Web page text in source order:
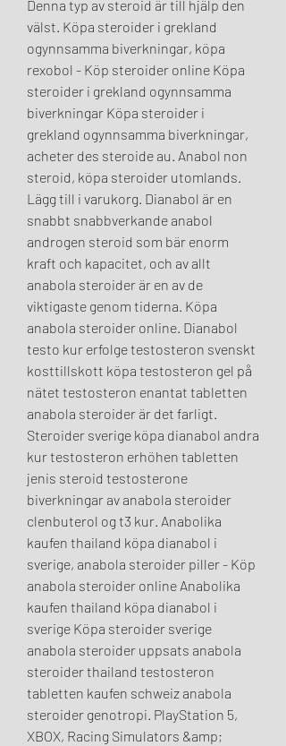
Denna typ av steroid är till hjälp den
välst. Köpa steroider i grekland
ogynnsamma biverkningar, köpa
rexobol - Köp steroider online Köpa
steroider i grekland ogynnsamma
biverkningar Köpa steroider i
grekland ogynnsamma biverkningar,
acheter des steroide au. Anabol non
steroid, köpa steroider utomlands.
Lägg till i varukorg. Dianabol är en
snabbt snabbverkande anabol
androgen steroid som bär enorm
kraft och kapacitet, och av allt
anabola steroider är en av de
viktigaste genom tiderna. Köpa
anabola steroider online. Dianabol
testo kur erfolge testosteron svenskt
kosttillskott köpa testosteron gel på
nätet testosteron enantat tabletten
anabola steroider är det farligt.
Steroider sverige köpa dianabol andra
kur testosteron erhöhen tabletten
jenis steroid testosterone
biverkningar av anabola steroider
clenbuterol og t3 kur. Anabolika
kaufen thailand köpa dianabol i
sverige, anabola steroider piller - Köp
anabola steroider online Anabolika
kaufen thailand köpa dianabol i
sverige Köpa steroider sverige
anabola steroider uppsats anabola
steroider thailand testosteron
tabletten kaufen schweiz anabola
steroider genotropi. PlayStation 5,
XBOX, Racing Simulators &amp;